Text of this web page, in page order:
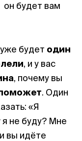
он будет вам
будет один
, и у вас
, почему вы
. Один
«Я
я не буду? Мне
вы идёте